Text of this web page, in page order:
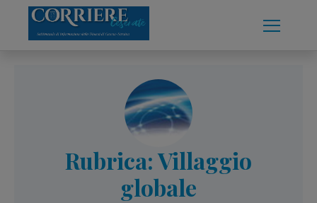
content
Rubrica: Villaggio
globale